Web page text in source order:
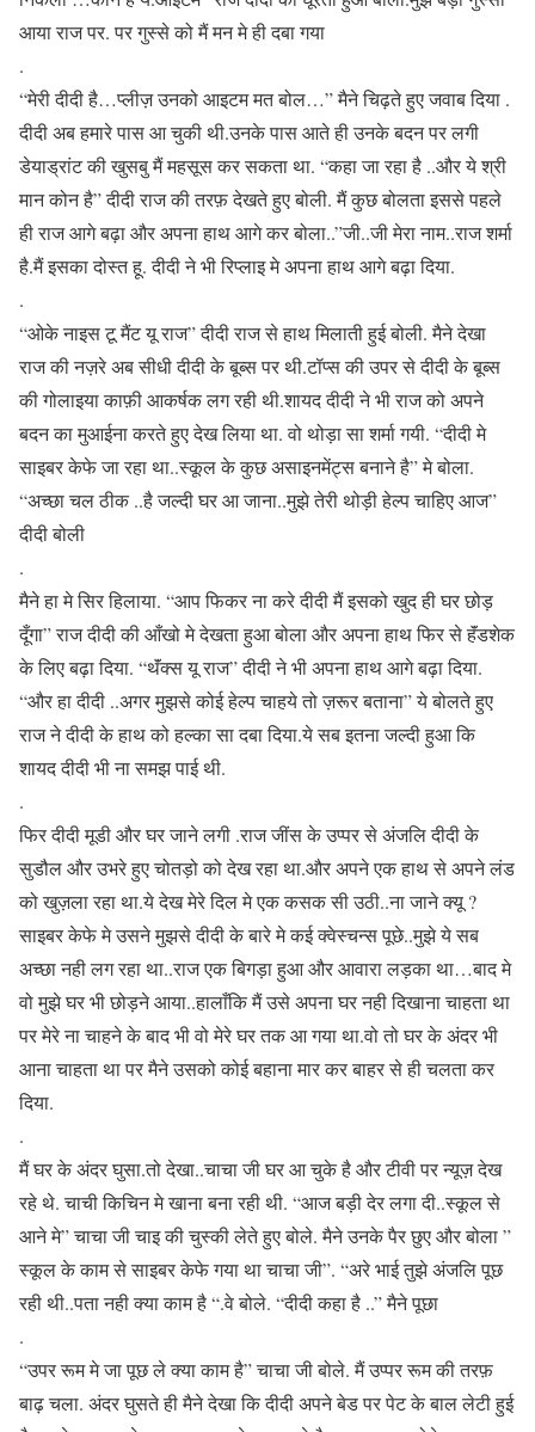
आया राज पर. पर गुस्से को मैं मन मे ही दबा गया
.
“मेरी दीदी है…प्लीज़ उनको आइटम मत बोल…” मैने चिढ़ते हुए जवाब दिया .
दीदी अब हमारे पास आ चुकी थी.उनके पास आते ही उनके बदन पर लगी
डेयाड्रांट की खुसबु मैं महसूस कर सकता था. “कहा जा रहा है ..और ये श्री
मान कोन है” दीदी राज की तरफ़ देखते हुए बोली. मैं कुछ बोलता इससे पहले
ही राज आगे बढ़ा और अपना हाथ आगे कर बोला..”जी..जी मेरा नाम..राज शर्मा
है.मैं इसका दोस्त हू. दीदी ने भी रिप्लाइ मे अपना हाथ आगे बढ़ा दिया.
.
“ओके नाइस टू मैंट यू राज” दीदी राज से हाथ मिलाती हुई बोली. मैने देखा
राज की नज़रे अब सीधी दीदी के बूब्स पर थी.टॉप्स की उपर से दीदी के बूब्स
की गोलाइया काफ़ी आकर्षक लग रही थी.शायद दीदी ने भी राज को अपने
बदन का मुआईना करते हुए देख लिया था. वो थोड़ा सा शर्मा गयी. “दीदी मे
साइबर केफे जा रहा था..स्कूल के कुछ असाइनमेंट्स बनाने है” मे बोला.
“अच्छा चल ठीक ..है जल्दी घर आ जाना..मुझे तेरी थोड़ी हेल्प चाहिए आज”
दीदी बोली
.
मैने हा मे सिर हिलाया. “आप फिकर ना करे दीदी मैं इसको खुद ही घर छोड़
दूँगा” राज दीदी की आँखो मे देखता हुआ बोला और अपना हाथ फिर से हॅंडशेक
के लिए बढ़ा दिया. “थॅंक्स यू राज” दीदी ने भी अपना हाथ आगे बढ़ा दिया.
“और हा दीदी ..अगर मुझसे कोई हेल्प चाहये तो ज़रूर बताना” ये बोलते हुए
राज ने दीदी के हाथ को हल्का सा दबा दिया.ये सब इतना जल्दी हुआ कि
शायद दीदी भी ना समझ पाई थी.
.
फिर दीदी मूडी और घर जाने लगी .राज जींस के उप्पर से अंजलि दीदी के
सुडौल और उभरे हुए चोतड़ो को देख रहा था.और अपने एक हाथ से अपने लंड
को खुज़ला रहा था.ये देख मेरे दिल मे एक कसक सी उठी..ना जाने क्यू ?
साइबर केफे मे उसने मुझसे दीदी के बारे मे कई क्वेस्चन्स पूछे..मुझे ये सब
अच्छा नही लग रहा था..राज एक बिगड़ा हुआ और आवारा लड़का था…बाद मे
वो मुझे घर भी छोड़ने आया..हालाँकि मैं उसे अपना घर नही दिखाना चाहता था
पर मेरे ना चाहने के बाद भी वो मेरे घर तक आ गया था.वो तो घर के अंदर भी
आना चाहता था पर मैने उसको कोई बहाना मार कर बाहर से ही चलता कर
दिया.
.
मैं घर के अंदर घुसा.तो देखा..चाचा जी घर आ चुके है और टीवी पर न्यूज़ देख
रहे थे. चाची किचिन मे खाना बना रही थी. “आज बड़ी देर लगा दी..स्कूल से
आने मे” चाचा जी चाइ की चुस्की लेते हुए बोले. मैने उनके पैर छुए और बोला ”
स्कूल के काम से साइबर केफे गया था चाचा जी”. “अरे भाई तुझे अंजलि पूछ
रही थी..पता नही क्या काम है “.वे बोले. “दीदी कहा है ..” मैने पूछा
.
“उपर रूम मे जा पूछ ले क्या काम है” चाचा जी बोले. मैं उप्पर रूम की तरफ़
बाढ़ चला. अंदर घुसते ही मैने देखा कि दीदी अपने बेड पर पेट के बाल लेटी हुई